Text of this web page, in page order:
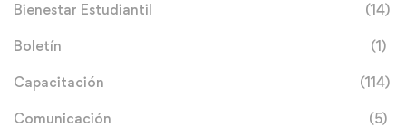
Bienestar Estudiantil (14)
Boletín (1)
Capacitación (114)
Comunicación (5)